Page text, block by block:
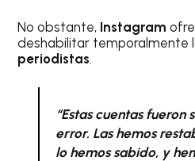
No obstante, Instagram
deshabilitar temporalmente
periodistas.
“Estas cuentas fueron
error. Las hemos
lo hemos sabido, y